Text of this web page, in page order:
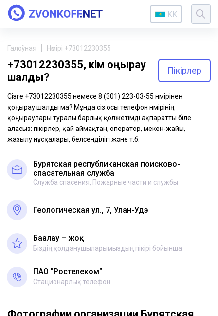
KK
Галоўная Нөмірі +73012230355
+73012230355, кім қоңырау
шалды?
Пікірлер
Сізге +73012230355 немесе 8 (301) 223-03-55 нөмірінен
қоңырау шалды ма? Мұнда сіз осы телефон нөмірінің
қоңыраулары туралы барлық қолжетімді ақпаратты біле
аласыз: пікірлер, қай аймақтан, оператор, мекен-жайы,
жазылу нұсқалары, белсенділігі және т.б.
Бурятская республиканская поисково-
спасательная служба
Служба спасения, Пожарные части и службы
Геологическая ул., 7, Улан-Удэ
Бағалау – жоқ
Біздің қолданушыларымыздың пікірі бойынша
ПАО "Ростелеком"
Стационарлық телефон